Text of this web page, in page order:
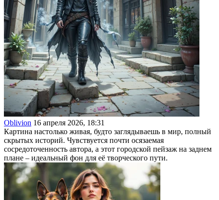
Oblivion 16 апреля 2026, 18:31
Картина настолько живая, будто заглядываешь в мир, полный
скрытых историй. Чувствуется почти осязаемая
сосредоточенность автора, а этот городской пейзаж на заднем
плане – идеальный фон для её творческого пути.